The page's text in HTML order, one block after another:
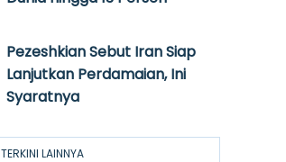
Pezeshkian Sebut Iran Siap
Lanjutkan Perdamaian, Ini
Syaratnya
TERKINI LAINNYA